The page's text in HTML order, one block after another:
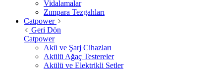
Vidalamalar
Zımpara Tezgahları
Catpower
Geri Dön
Catpower
Akü ve Şarj Cihazları
Akülü Ağaç Testereler
Akülü ve Elektrikli Setler